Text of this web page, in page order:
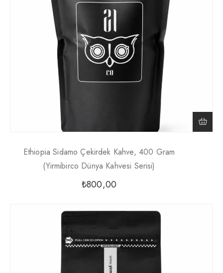
Ethiopia Sidamo Çekirdek Kahve, 400 Gram
(Yirmibirco Dünya Kahvesi Serisi)
₺800,00